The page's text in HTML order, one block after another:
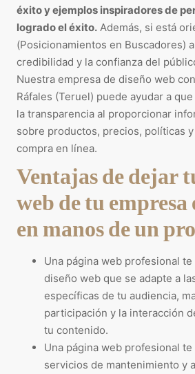
éxito y ejemplos inspiradores de
logrado el éxito. Además, si está
(Posicionamientos en Buscadores)
credibilidad y la confianza del
Nuestra empresa de diseño web
Ráfales (Teruel) puede ayudar a
la transparencia al proporcionar
sobre productos, precios, políticas
compra en línea.
Ventajas de dejar
web de tu empresa
en manos de un
Una página web profesional
diseño web que se adapte a
específicas de tu audiencia,
participación y la interacción
tu contenido.
Una página web profesional
servicios de mantenimiento y